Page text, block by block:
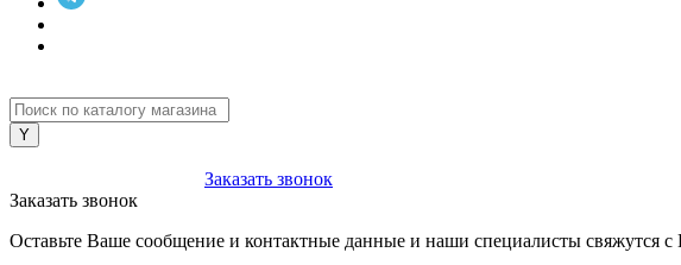
Заказать звонок
Заказать звонок
Оставьте Ваше сообщение и контактные данные и наши специалисты свяжутся